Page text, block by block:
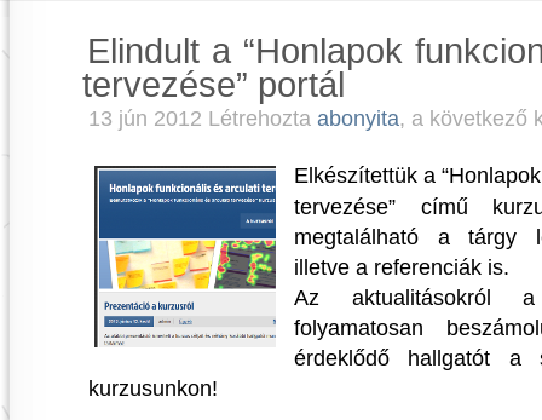
Elindult a “Honlapok
tervezése” portál
13 jún 2012 Létrehozta abonyita, a következő
Elkészítettük a
tervezése” című
megtalálható a tárgy
illetve a referenciák is.
Az aktualitásokról a
folyamatosan
érdeklődő hallgatót a
kurzusunkon!